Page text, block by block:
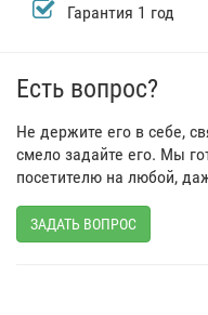
Гарантия 1 год
Есть вопрос?
Не держите его в себе,
смело задайте его. Мы
посетителю на любой,
ЗАДАТЬ ВОПРОС